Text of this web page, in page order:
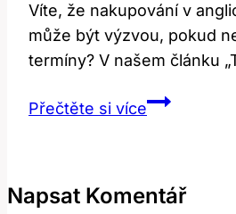
Víte, že nakupování v
může být výzvou, pokud
termíny? V našem článku
Přečtěte si víceTrolley:
Anglickými
Napsat Komentář